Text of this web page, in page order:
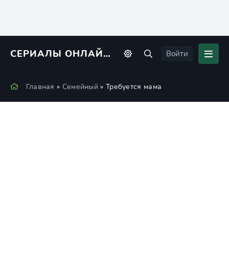
СЕРИАЛЫ ОНЛАЙН KINORIUS Войти
Главная » Семейный » Требуется мама